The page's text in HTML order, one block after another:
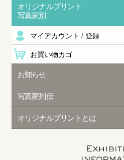
オリジナルプリント
写真家別
マイアカウント / 登録
お買い物カゴ
お知らせ
写真家列伝
オリジナルプリントとは